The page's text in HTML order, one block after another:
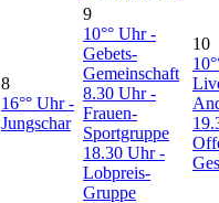
8
16°° Uhr -
Jungschar
9
10°° Uhr -
Gebets-
Gemeinschaft
8.30 Uhr -
Frauen-
Sportgruppe
18.30 Uhr -
Lobpreis-
Gruppe
10